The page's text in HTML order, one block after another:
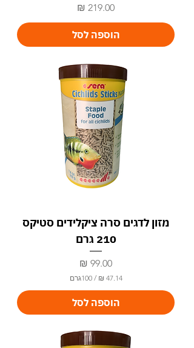
מחיר
הוספה לסל
מזון לדגים סרה ציקלידים סטיקס
210 גרם
מחיר
‏47.14 ‏₪
/100גרם
7
.
הוספה לסל